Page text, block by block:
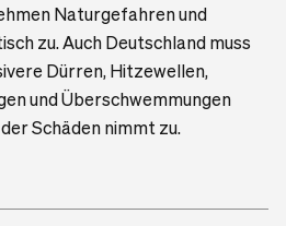
Naturgefahren und
zu. Auch Deutschland muss
Dürren, Hitzewellen,
und Überschwemmungen
Schäden nimmt zu.